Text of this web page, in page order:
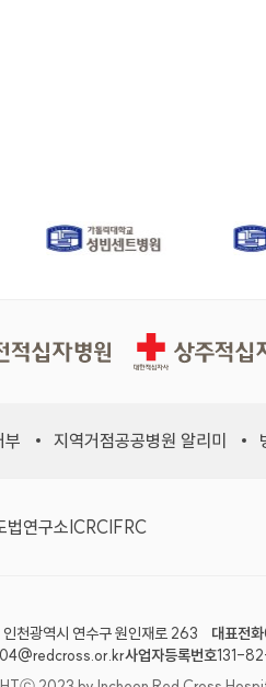
병원 상주적십자병원
부 지역거점공공병원 알리미
법연구소 ICRC IFRC
천광역시 연수구 원인재로 263 대표전화
사업자등록번호131-